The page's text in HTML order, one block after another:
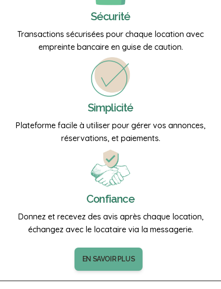
Sécurité
Transactions sécurisées pour chaque location avec
empreinte bancaire en guise de caution.
Simplicité
Plateforme facile à utiliser pour gérer vos annonces,
réservations, et paiements.
Confiance
Donnez et recevez des avis après chaque location,
échangez avec le locataire via la messagerie.
EN SAVOIR PLUS